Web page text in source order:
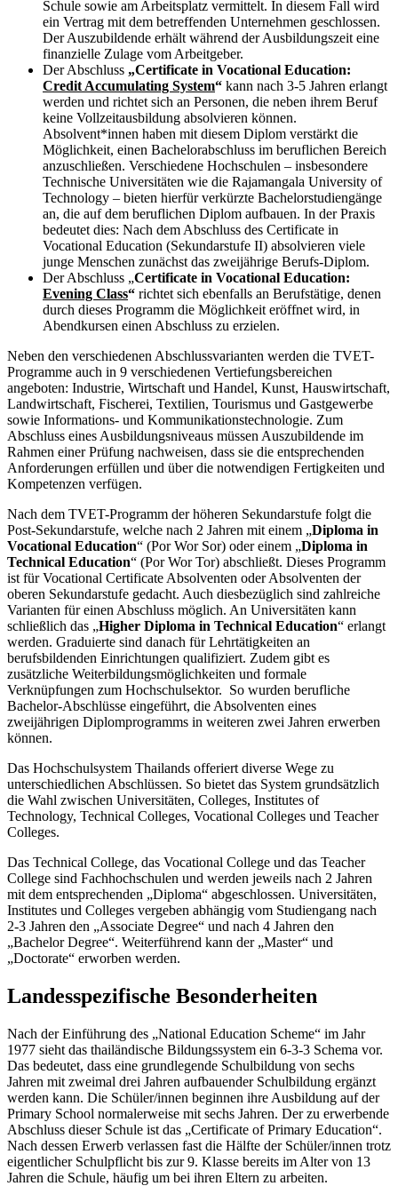
Schule sowie am Arbeitsplatz vermittelt. In diesem Fall wird
ein Vertrag mit dem betreffenden Unternehmen geschlossen.
Der Auszubildende erhält während der Ausbildungszeit eine
finanzielle Zulage vom Arbeitgeber.
Der Abschluss „Certificate in Vocational Education:
Credit Accumulating System“ kann nach 3‑5 Jahren erlangt
werden und richtet sich an Personen, die neben ihrem Beruf
keine Vollzeitausbildung absolvieren können.
Absolvent*innen haben mit diesem Diplom verstärkt die
Möglichkeit, einen Bachelorabschluss im beruflichen Bereich
anzuschließen. Verschiedene Hochschulen – insbesondere
Technische Universitäten wie die Rajamangala University of
Technology – bieten hierfür verkürzte Bachelorstudiengänge
an, die auf dem beruflichen Diplom aufbauen. In der Praxis
bedeutet dies: Nach dem Abschluss des Certificate in
Vocational Education (Sekundarstufe II) absolvieren viele
junge Menschen zunächst das zweijährige Berufs-Diplom.
Der Abschluss „Certificate in Vocational Education:
Evening Class“ richtet sich ebenfalls an Berufstätige, denen
durch dieses Programm die Möglichkeit eröffnet wird, in
Abendkursen einen Abschluss zu erzielen.
Neben den verschiedenen Abschlussvarianten werden die TVET-
Programme auch in 9 verschiedenen Vertiefungsbereichen
angeboten: Industrie, Wirtschaft und Handel, Kunst, Hauswirtschaft,
Landwirtschaft, Fischerei, Textilien, Tourismus und Gastgewerbe
sowie Informations- und Kommunikationstechnologie. Zum
Abschluss eines Ausbildungsniveaus müssen Auszubildende im
Rahmen einer Prüfung nachweisen, dass sie die entsprechenden
Anforderungen erfüllen und über die notwendigen Fertigkeiten und
Kompetenzen verfügen.
Nach dem TVET-Programm der höheren Sekundarstufe folgt die
Post-Sekundarstufe, welche nach 2 Jahren mit einem „Diploma in
Vocational Education“ (Por Wor Sor) oder einem „Diploma in
Technical Education“ (Por Wor Tor) abschließt. Dieses Programm
ist für Vocational Certificate Absolventen oder Absolventen der
oberen Sekundarstufe gedacht. Auch diesbezüglich sind zahlreiche
Varianten für einen Abschluss möglich. An Universitäten kann
schließlich das „Higher Diploma in Technical Education“ erlangt
werden. Graduierte sind danach für Lehrtätigkeiten an
berufsbildenden Einrichtungen qualifiziert. Zudem gibt es
zusätzliche Weiterbildungsmöglichkeiten und formale
Verknüpfungen zum Hochschulsektor. So wurden berufliche
Bachelor-Abschlüsse eingeführt, die Absolventen eines
zweijährigen Diplomprogramms in weiteren zwei Jahren erwerben
können.
Das Hochschulsystem Thailands offeriert diverse Wege zu
unterschiedlichen Abschlüssen. So bietet das System grundsätzlich
die Wahl zwischen Universitäten, Colleges, Institutes of
Technology, Technical Colleges, Vocational Colleges und Teacher
Colleges.
Das Technical College, das Vocational College und das Teacher
College sind Fachhochschulen und werden jeweils nach 2 Jahren
mit dem entsprechenden „Diploma“ abgeschlossen. Universitäten,
Institutes und Colleges vergeben abhängig vom Studiengang nach
2‑3 Jahren den „Associate Degree“ und nach 4 Jahren den
„Bachelor Degree“. Weiterführend kann der „Master“ und
„Doctorate“ erworben werden.
Landesspezifische Besonderheiten
Nach der Einführung des „National Education Scheme“ im Jahr
1977 sieht das thailändische Bildungssystem ein 6-3-3 Schema vor.
Das bedeutet, dass eine grundlegende Schulbildung von sechs
Jahren mit zweimal drei Jahren aufbauender Schulbildung ergänzt
werden kann. Die Schüler/innen beginnen ihre Ausbildung auf der
Primary School normalerweise mit sechs Jahren. Der zu erwerbende
Abschluss dieser Schule ist das „Certificate of Primary Education“.
Nach dessen Erwerb verlassen fast die Hälfte der Schüler/innen trotz
eigentlicher Schulpflicht bis zur 9. Klasse bereits im Alter von 13
Jahren die Schule, häufig um bei ihren Eltern zu arbeiten.